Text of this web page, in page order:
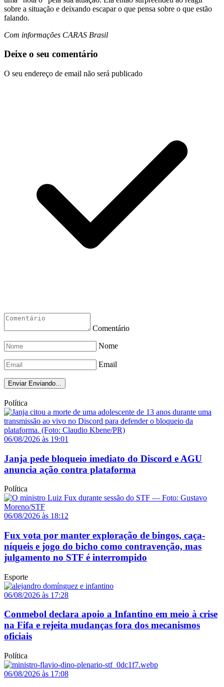
sobre a situação e deixando escapar o que pensa sobre o que estão
falando.
Com informações CARAS Brasil
Deixe o seu comentário
O seu endereço de email não será publicado
Comentário
Nome
Email
Enviar Enviando...
Política
06/08/2026 às 19:01
Janja pede bloqueio imediato do Discord e AGU
anuncia ação contra plataforma
Política
06/08/2026 às 18:12
Fux vota por manter exploração de bingos, caça-
níqueis e jogo do bicho como contravenção, mas
julgamento no STF é interrompido
Esporte
06/08/2026 às 17:28
Conmebol declara apoio a Infantino em meio à crise
na Fifa e rejeita mudanças fora dos mecanismos
oficiais
Política
06/08/2026 às 17:08